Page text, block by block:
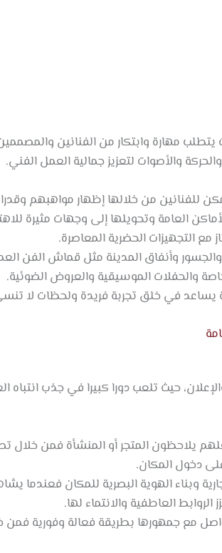
يتطلب مهارة وابتكار من الفنانين
والأصوات لتعزيز جمالية العمل الفني.
للفنانين من خلالها إظهار مواهبهم
العامة وتحويلها إلى وجهات مثيرة
التجهيزات الحضرية المعاصرة.
وأنفاق المدينة مثل قماش الفن
والحفلات الموسيقية والعروض الضوئية.
يساعد في خلق تجربة فريدة ولحظات لا
حيث تلعب دورا كبيرا في جذب انتباه
يلاحظون المتجر أو المنشأة فمن خلال
دخول المكان.
وبناء الهوية البصرية للمكان فعندما
العاطفية والانتماء لها.
مع جمهورها بطريقة فعالة وفورية فمن